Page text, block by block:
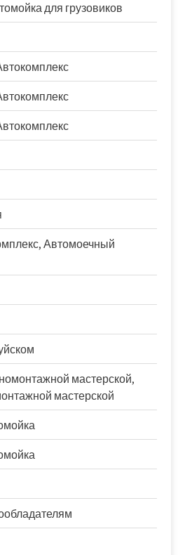
для грузовиков
Автомоечный
мастерской,
мастерской